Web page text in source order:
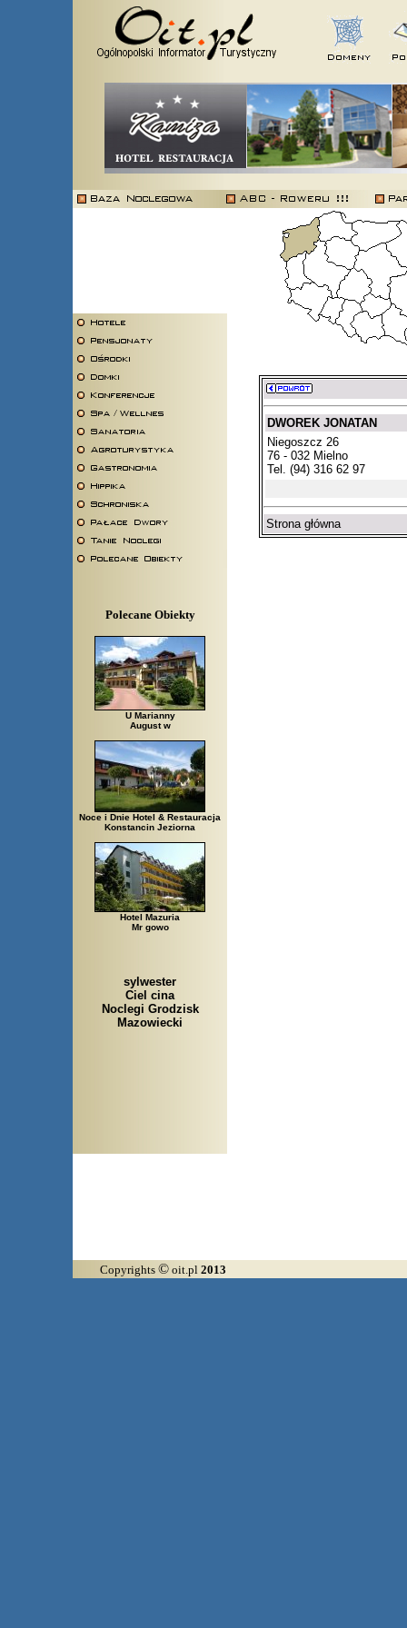
Polecane Obiekty
U Marianny
August w
Noce i Dnie Hotel & Restauracja
Konstancin Jeziorna
Hotel Mazuria
Mr gowo
sylwester
Ciel cina
Noclegi Grodzisk
Mazowiecki
DWOREK JONATAN
Niegoszcz 26
76 - 032 Mielno
Tel. (94) 316 62 97
Strona główna
Copyrights © oit.pl 2013